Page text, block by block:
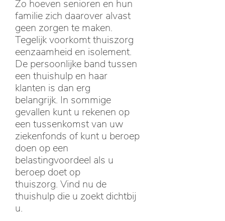
Zo hoeven senioren en hun
familie zich daarover alvast
geen zorgen te maken.
Tegelijk voorkomt thuiszorg
eenzaamheid en isolement.
De persoonlijke band tussen
een thuishulp en haar
klanten is dan erg
belangrijk. In sommige
gevallen kunt u rekenen op
een tussenkomst van uw
ziekenfonds of kunt u beroep
doen op een
belastingvoordeel als u
beroep doet op
thuiszorg. Vind nu de
thuishulp die u zoekt dichtbij
u.